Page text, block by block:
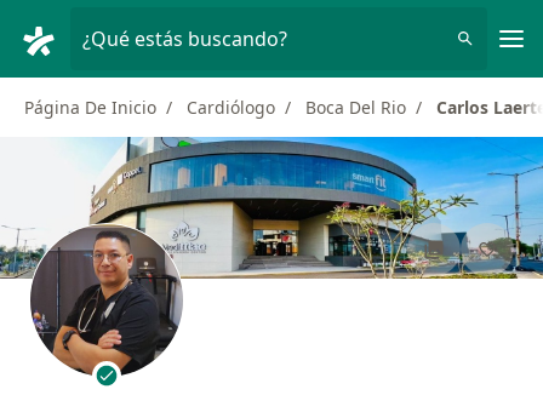
¿Qué estás buscando?
Página De Inicio Cardiólogo Boca Del Rio Carlos